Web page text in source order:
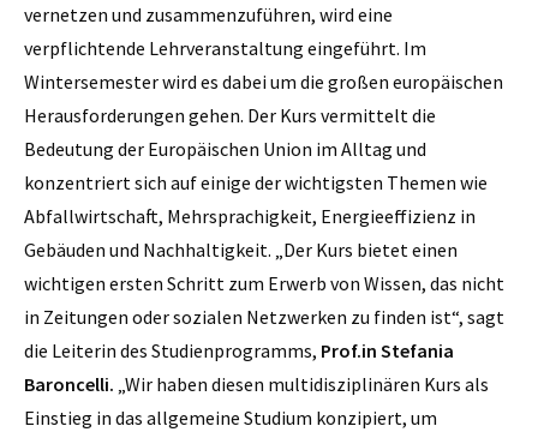
vernetzen und zusammenzuführen, wird eine
verpflichtende Lehrveranstaltung eingeführt. Im
Wintersemester wird es dabei um die großen europäischen
Herausforderungen gehen. Der Kurs vermittelt die
Bedeutung der Europäischen Union im Alltag und
konzentriert sich auf einige der wichtigsten Themen wie
Abfallwirtschaft, Mehrsprachigkeit, Energieeffizienz in
Gebäuden und Nachhaltigkeit. „Der Kurs bietet einen
wichtigen ersten Schritt zum Erwerb von Wissen, das nicht
in Zeitungen oder sozialen Netzwerken zu finden ist“, sagt
die Leiterin des Studienprogramms, Prof.in Stefania
Baroncelli. „Wir haben diesen multidisziplinären Kurs als
Einstieg in das allgemeine Studium konzipiert, um